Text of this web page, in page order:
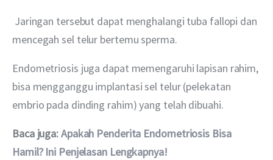
mencegah sel telur bertemu sperma.
Endometriosis juga dapat memengaruhi lapisan rahim,
bisa mengganggu implantasi sel telur (pelekatan
embrio pada dinding rahim) yang telah dibuahi.
Baca juga: Apakah Penderita Endometriosis Bisa
Hamil? Ini Penjelasan Lengkapnya!